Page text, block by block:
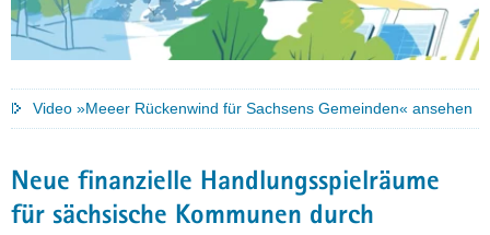
a
a
i
o
n
Video »Meeer Rückenwind für Sachsens Gemeinden« ansehen
Neue finanzielle Handlungsspielräume
für sächsische Kommunen durch